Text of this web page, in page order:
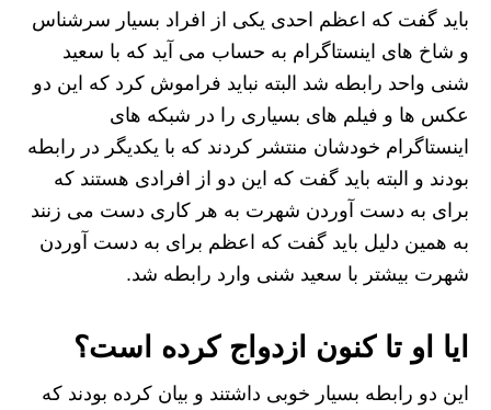
باید گفت که اعظم احدی یکی از افراد بسیار سرشناس
و شاخ های اینستاگرام به حساب می ‌آید که با سعید
شنی واحد رابطه شد البته نباید فراموش کرد که این دو
عکس‌ ها و فیلم‌ های بسیاری را در شبکه ‌های
اینستاگرام خودشان منتشر کردند که با یکدیگر در رابطه
بودند و البته باید گفت که این دو از افرادی هستند که
برای به دست آوردن شهرت به هر کاری دست می زنند
به همین دلیل باید گفت که اعظم برای به دست آوردن
شهرت بیشتر با سعید شنی وارد رابطه شد.
ایا او تا کنون ازدواج کرده است؟
این دو رابطه بسیار خوبی داشتند و بیان کرده بودند که